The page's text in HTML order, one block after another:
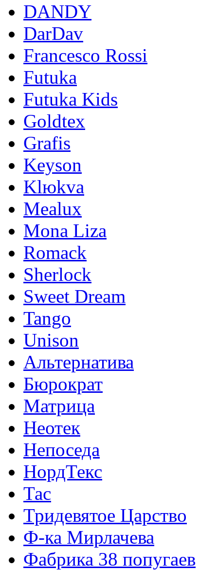
DANDY
DarDav
Francesco Rossi
Futuka
Futuka Kids
Goldtex
Grafis
Keyson
Klюkva
Mealux
Mona Liza
Romack
Sherlock
Sweet Dream
Tango
Unison
Альтернатива
Бюрократ
Матрица
Неотек
Непоседа
НордТекс
Тас
Тридевятое Царство
Ф-ка Мирлачева
Фабрика 38 попугаев